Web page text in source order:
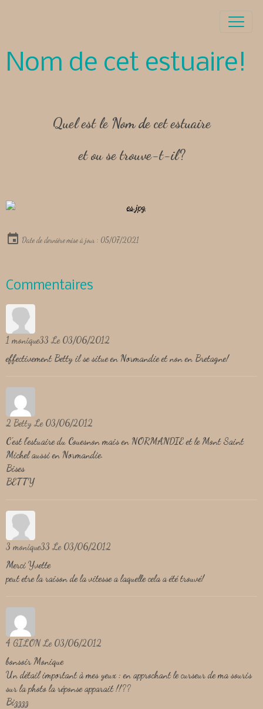
Nom de cet estuaire!
Quel est le Nom de cet estuaire
et ou se trouve-t-il?
Date de dernière mise à jour : 05/07/2021
Commentaires
1 monique33Le 03/06/2012
effectivement Betty il se situe en Normandie et non en Bretagne!
2 BettyLe 03/06/2012
C'est l'estuaire du Couesnon mais en NORMANDIE et le Mont Saint
Michel aussi en Normandie.
Bises
BETTY
3 monique33Le 03/06/2012
Merci Yvette
peut etre la raison de la vitesse a laquelle cela a été trouvé!
4 GILONLe 03/06/2012
bonsoir Monique
Un détail important à mes yeux : en approchant le curseur de ma souris
sur la photo la réponse apparait !!??
Bizzzz